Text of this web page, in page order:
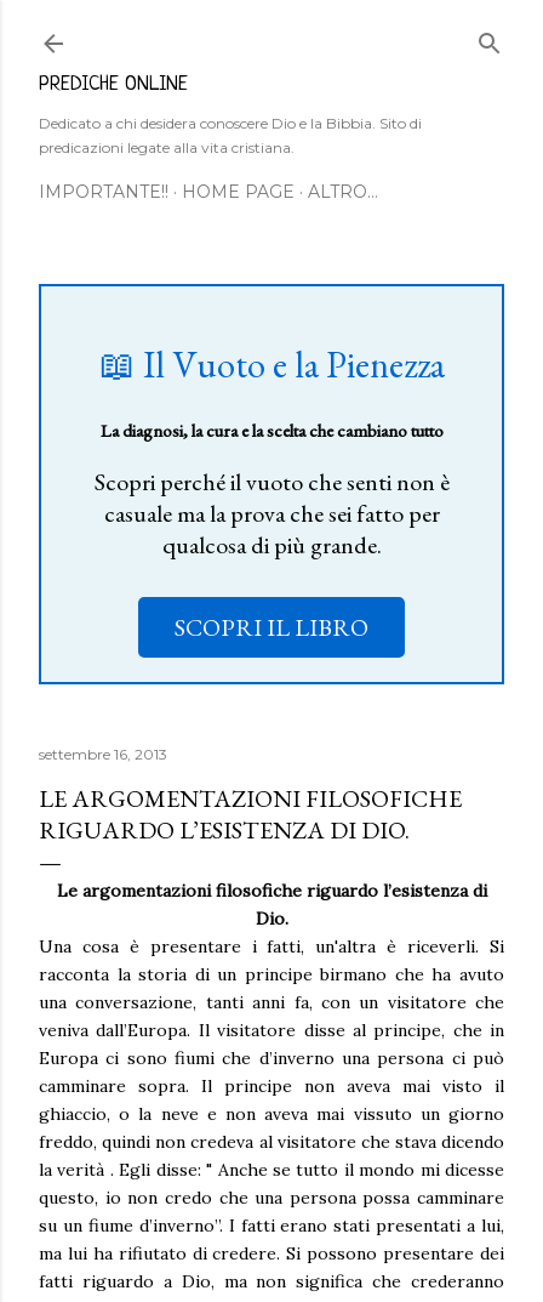
PREDICHE ONLINE
Dedicato a chi desidera conoscere Dio e la Bibbia. Sito di
predicazioni legate alla vita cristiana.
IMPORTANTE!! HOME PAGE ALTRO…
📖 Il Vuoto e la Pienezza
La diagnosi, la cura e la scelta che cambiano tutto
Scopri perché il vuoto che senti non è
casuale ma la prova che sei fatto per
qualcosa di più grande.
SCOPRI IL LIBRO
settembre 16, 2013
LE ARGOMENTAZIONI FILOSOFICHE
RIGUARDO L’ESISTENZA DI DIO.
Le argomentazioni filosofiche riguardo l’esistenza di
Dio.
Una cosa è presentare i fatti, un'altra è riceverli. Si
racconta la storia di un principe birmano che ha avuto
una conversazione, tanti anni fa, con un visitatore che
veniva dall’Europa. Il visitatore disse al principe, che in
Europa ci sono fiumi che d’inverno una persona ci può
camminare sopra. Il principe non aveva mai visto il
ghiaccio, o la neve e non aveva mai vissuto un giorno
freddo, quindi non credeva al visitatore che stava dicendo
la verità . Egli disse: " Anche se tutto il mondo mi dicesse
questo, io non credo che una persona possa camminare
su un fiume d’inverno”. I fatti erano stati presentati a lui,
ma lui ha rifiutato di credere. Si possono presentare dei
fatti riguardo a Dio, ma non significa che crederanno